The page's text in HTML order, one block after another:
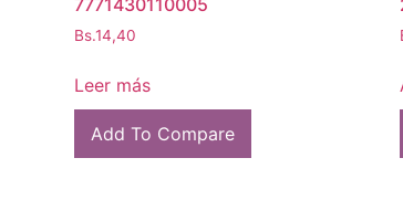
7771430110005
Bs.14,40
Leer más
Add To Compare